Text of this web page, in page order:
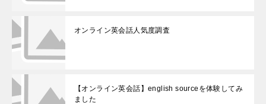
オンライン英会話人気度調査
【オンライン英会話】english sourceを体験してみ
ました